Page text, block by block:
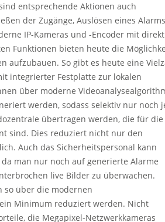
entsprechende Aktionen auch
der Zugänge, Auslösen eines
IP-Kameras und -Encoder mit
Funktionen bieten heute die
aufzubauen. So gibt es heute eine
integrierter Festplatte zur lokalen
über moderne
werden, sodass selektiv nur noch
übertragen werden, die für die
sind. Dies reduziert nicht nur den
Auch das Sicherheitspersonal kann
man nur noch auf generierte Alarme
live Bilder zu überwachen.
so über die modernen
Minimum reduziert werden. Nicht
die Megapixel-Netzwerkkameras